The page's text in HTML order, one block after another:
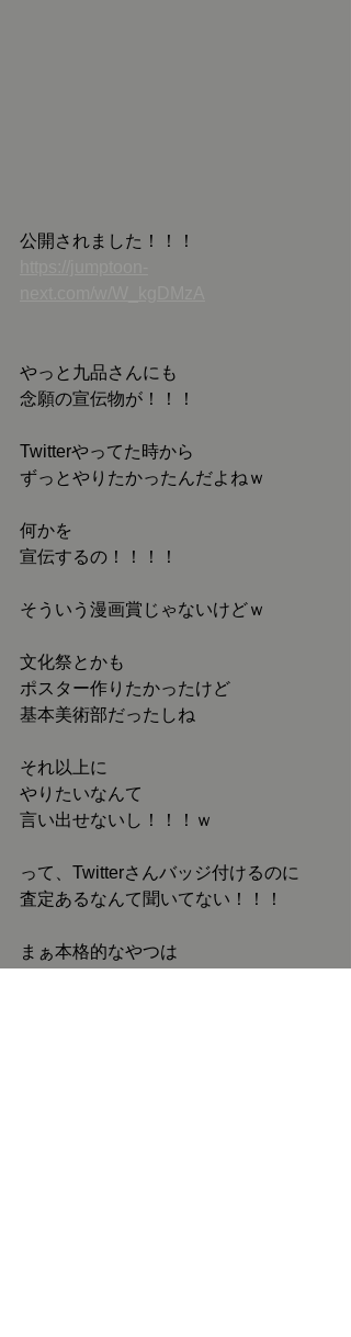
公開されました！！！
やっと九品さんにも
念願の宣伝物が！！！
Twitterやってた時から
ずっとやりたかったんだよねｗ
何かを
宣伝するの！！！！
そういう漫画賞じゃないけどｗ
文化祭とかも
ポスター作りたかったけど
基本美術部だったしね
それ以上に
やりたいなんて
言い出せないし！！！ｗ
って、Twitterさんバッジ付けるのに
査定あるなんて聞いてない！！！
まぁ本格的なやつは